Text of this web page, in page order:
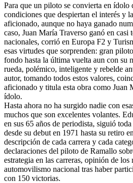
Para que un piloto se convierta en ídolo
condiciones que despiertan el interés y
aficionado, aunque no haya ganado
caso, Juan María Traverso ganó en casi
nacionales, corrió en Europa F2 y
esas virtudes que sorprenden: gran
fondo hasta la última vuelta aun con su
rueda, polémico, inteligente y rebelde
autor, tomando todos estos valores,
aficionado y titula esta obra como Juan
ídolo.
Hasta ahora no ha surgido nadie con
muchos que son excelentes volantes.
en sus 65 años de periodista, siguió
desde su debut en 1971 hasta su retiro
descripción de cada carrera y cada
declaraciones del piloto de Ramallo
estrategia en las carreras, opinión de los
automovilismo nacional tras haber
con 150 victorias.